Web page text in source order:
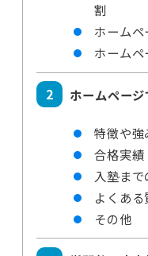
割
ホーム
ホーム
ホームペー
特徴や強
合格実績
入塾ま
よくある
その他